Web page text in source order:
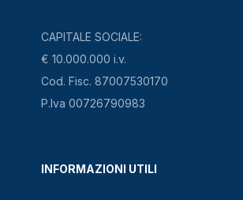
CAPITALE SOCIALE:
€ 10.000.000 i.v.
Cod. Fisc. 87007530170
P.Iva 00726790983
INFORMAZIONI UTILI